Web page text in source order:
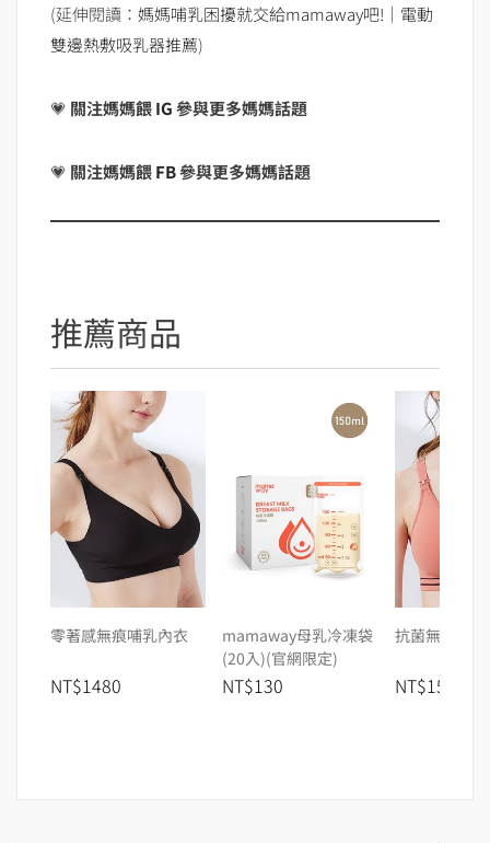
(延伸閱讀： 媽媽哺乳困擾就交給mamaway吧!｜電動
雙邊熱敷吸乳器推薦)
💗 關注媽媽餵IG參與更多媽媽話題
💗 關注媽媽餵FB參與更多媽媽話題
推薦商品
零著感無痕哺乳內衣
NT$1480
mamaway母乳冷凍袋
(20入)(官網限定)
NT$130
抗菌無痕運
NT$1580